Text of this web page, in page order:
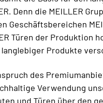
Denn die MEILLER
Geschäftsbereichen
Türen der Produktion
Produkte
des
Verwendung
und Türen über den